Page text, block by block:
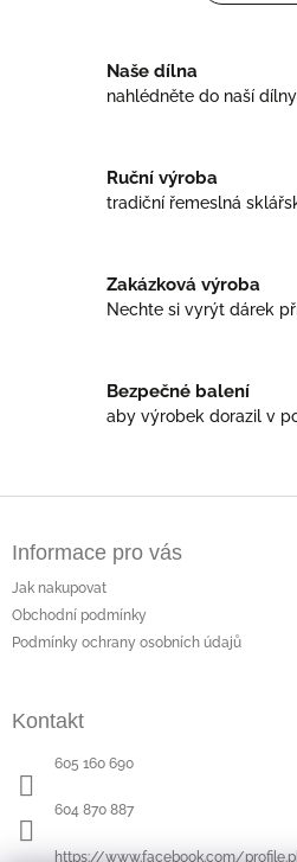
á
í
y
i
s
k
n
í
Naše dílna
nahlédněte do naší dílny
Ruční výroba
tradiční řemeslná
Zakázková výroba
Nechte si vyrýt dárek
Bezpečné balení
aby výrobek dorazil v
Informace pro vás
Jak nakupovat
Obchodní podmínky
Podmínky ochrany osobních údajů
Kontakt
605 160 690
604 870 887
https://www.facebook.com/